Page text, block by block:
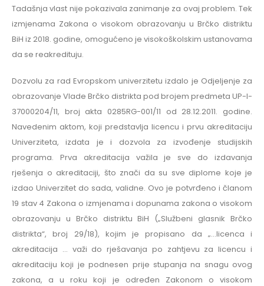
Tadašnja vlast nije pokazivala zanimanje za ovaj problem. Tek
izmjenama Zakona o visokom obrazovanju u Brčko distriktu
BiH iz 2018. godine, omogućeno je visokoškolskim ustanovama
da se reakredituju.
Dozvolu za rad Evropskom univerzitetu izdalo je Odjeljenje za
obrazovanje Vlade Brčko distrikta pod brojem predmeta UP-I-
37000204/11, broj akta 0285RG-001/11 od 28.12.2011. godine.
Navedenim aktom, koji predstavlja licencu i prvu akreditaciju
Univerziteta, izdata je i dozvola za izvođenje studijskih
programa. Prva akreditacija važila je sve do izdavanja
rješenja o akreditaciji, što znači da su sve diplome koje je
izdao Univerzitet do sada, validne. Ovo je potvrđeno i članom
19 stav 4 Zakona o izmjenama i dopunama zakona o visokom
obrazovanju u Brčko distriktu BiH („Službeni glasnik Brčko
distrikta“, broj 29/18), kojim je propisano da „…licenca i
akreditacija … važi do rješavanja po zahtjevu za licencu i
akreditaciju koji je podnesen prije stupanja na snagu ovog
zakona, a u roku koji je određen Zakonom o visokom